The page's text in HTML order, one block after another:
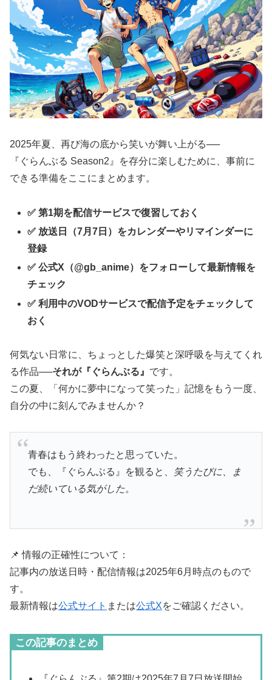
2025年夏、再び海の底から笑いが舞い上がる──
『ぐらんぶる Season2』を存分に楽しむために、事前に
できる準備をここにまとめます。
✅ 第1期を配信サービスで復習しておく
✅ 放送日（7月7日）をカレンダーやリマインダーに
登録
✅ 公式X（@gb_anime）をフォローして最新情報を
チェック
✅ 利用中のVODサービスで配信予定をチェックして
おく
何気ない日常に、ちょっとした爆笑と深呼吸を与えてくれ
る作品──それが『ぐらんぶる』 です。
この夏、「何かに夢中になって笑った」記憶をもう一度、
自分の中に刻んでみませんか？
青春はもう終わったと思っていた。
でも、『ぐらんぶる』を観ると、 笑うたびに、ま
だ続いている気がした。
📌 情報の正確性について：
記事内の放送日時・配信情報は2025年6月時点のもので
す。
最新情報は公式サイト または公式Xをご確認ください。
この記事のまとめ